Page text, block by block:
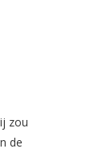
zou
de